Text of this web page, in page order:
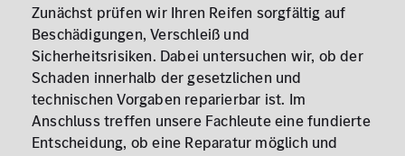
Zunächst prüfen wir Ihren Reifen sorgfältig auf
Beschädigungen, Verschleiß und
Sicherheitsrisiken. Dabei untersuchen wir, ob der
Schaden innerhalb der gesetzlichen und
technischen Vorgaben reparierbar ist. Im
Anschluss treffen unsere Fachleute eine fundierte
Entscheidung, ob eine Reparatur möglich und